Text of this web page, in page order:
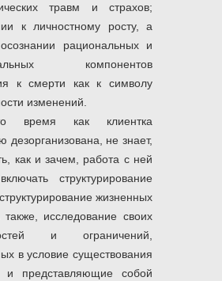
травм и страхов;
к личностному росту, а
рациональных и
компонентов
к смерти как к символу
изменений.
время как клиентка
дезорганизована, не знает,
как и зачем, работа с ней
структурирование
жизненных
исследование своих
и ограничений,
в условие существования
и представляющие собой